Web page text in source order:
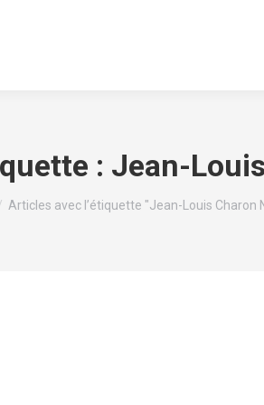
: Jean-
ici :
Articles avec l’étiquette "Jean-Louis Charon